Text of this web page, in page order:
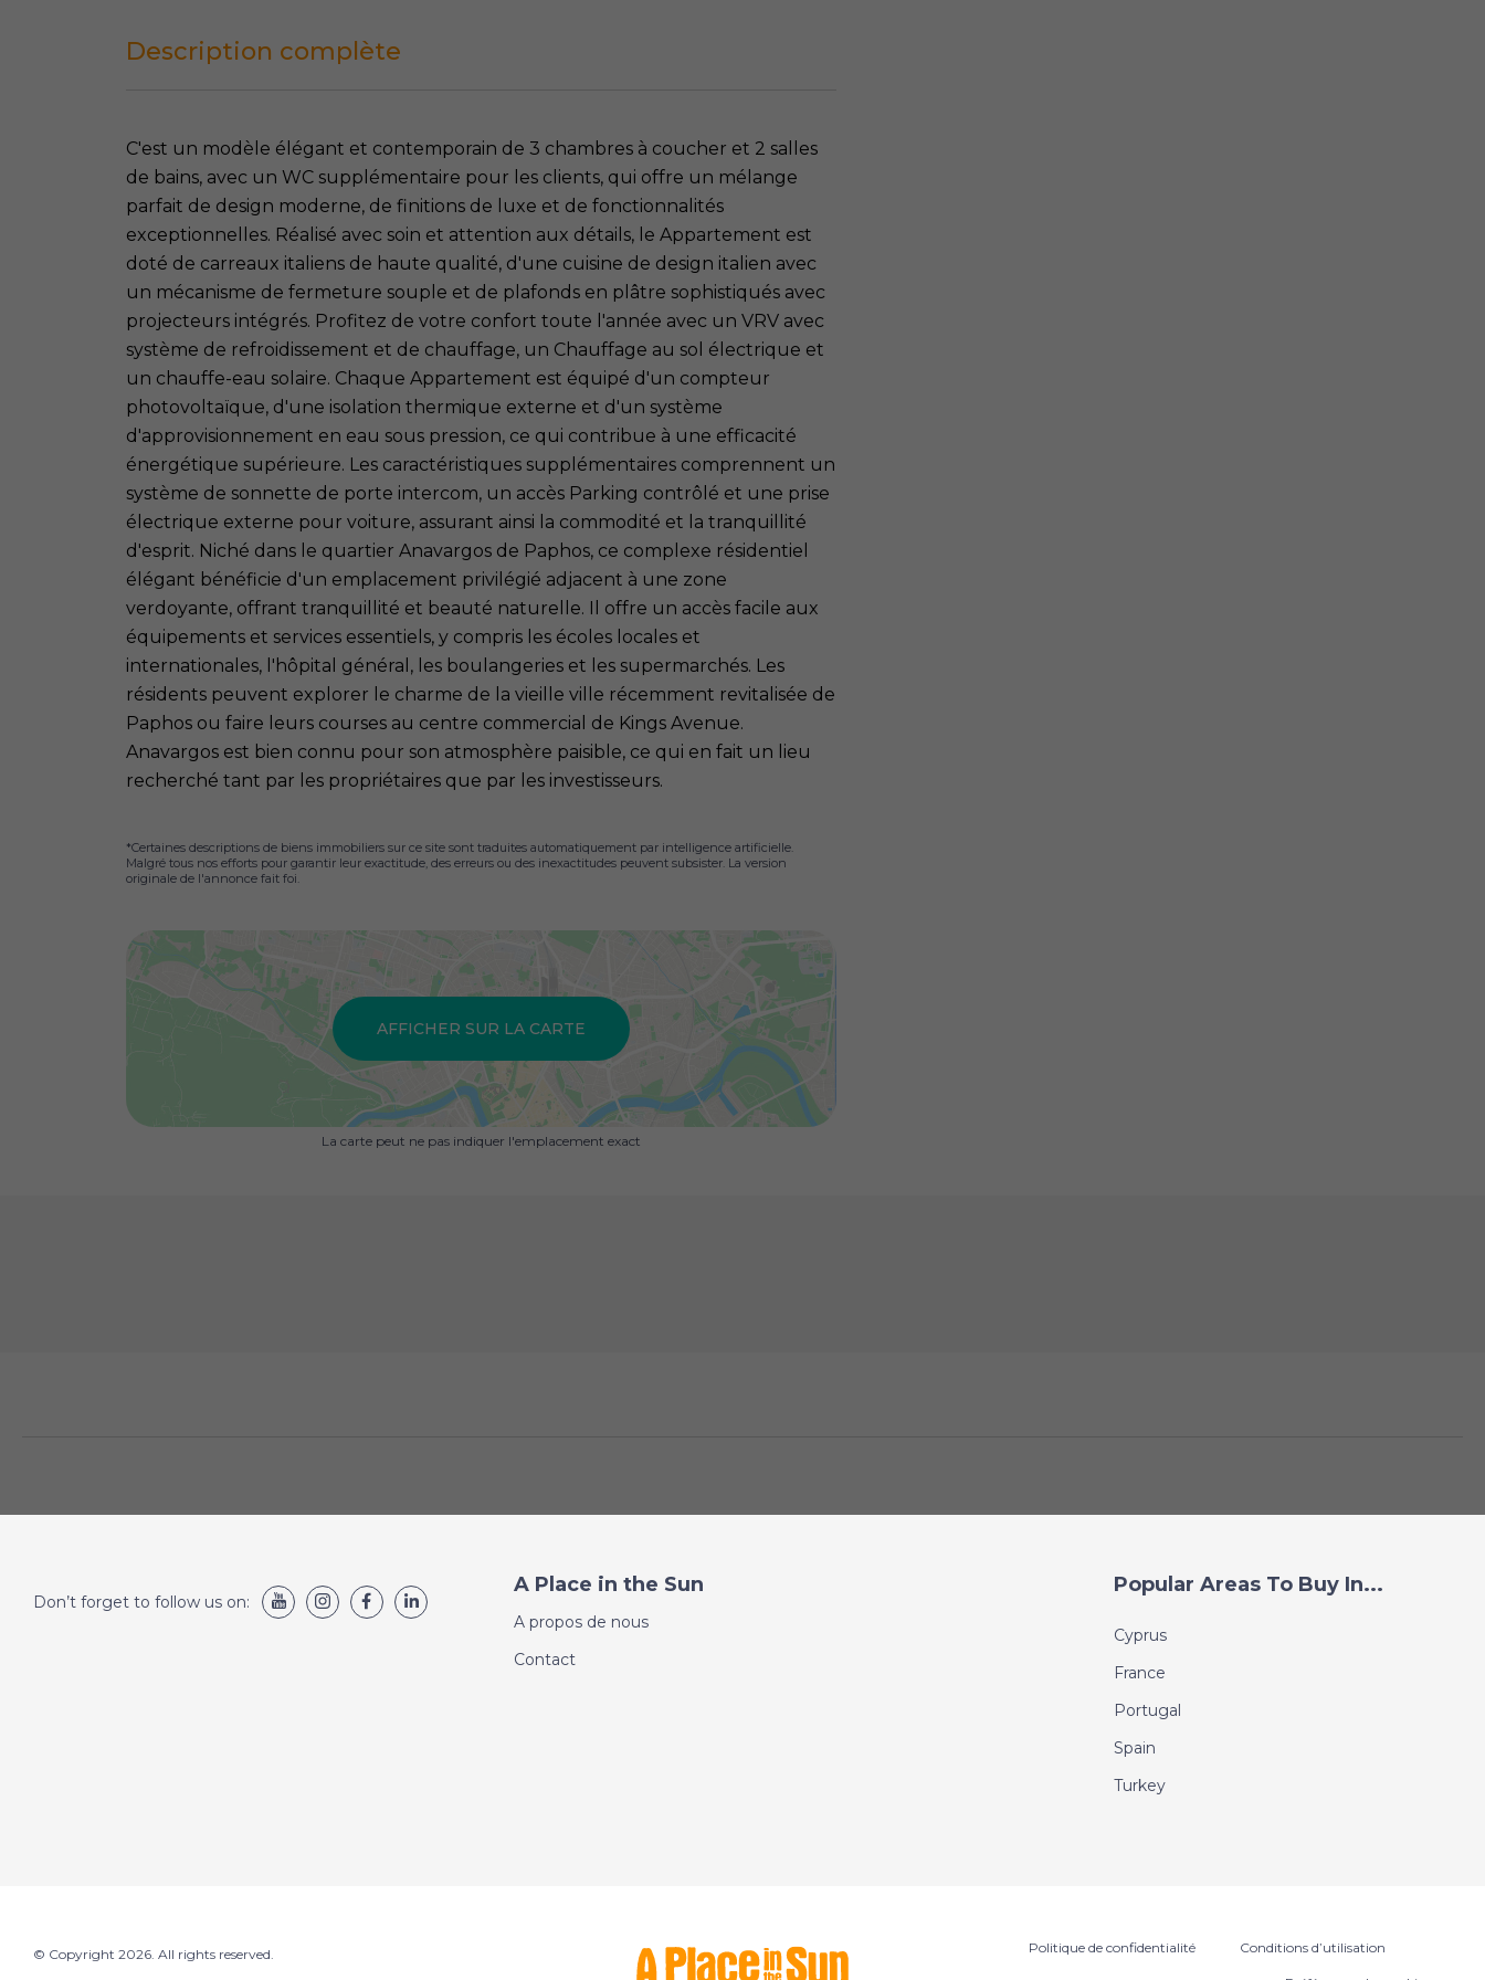
Description complète
C'est un modèle élégant et contemporain de 3 chambres à coucher et 2 salles
de bains, avec un WC supplémentaire pour les clients, qui offre un mélange
parfait de design moderne, de finitions de luxe et de fonctionnalités
exceptionnelles. Réalisé avec soin et attention aux détails, le Appartement est
doté de carreaux italiens de haute qualité, d'une cuisine de design italien avec
un mécanisme de fermeture souple et de plafonds en plâtre sophistiqués avec
projecteurs intégrés. Profitez de votre confort toute l'année avec un VRV avec
système de refroidissement et de chauffage, un Chauffage au sol électrique et
un chauffe-eau solaire. Chaque Appartement est équipé d'un compteur
photovoltaïque, d'une isolation thermique externe et d'un système
d'approvisionnement en eau sous pression, ce qui contribue à une efficacité
énergétique supérieure. Les caractéristiques supplémentaires comprennent un
système de sonnette de porte intercom, un accès Parking contrôlé et une prise
électrique externe pour voiture, assurant ainsi la commodité et la tranquillité
d'esprit. Niché dans le quartier Anavargos de Paphos, ce complexe résidentiel
élégant bénéficie d'un emplacement privilégié adjacent à une zone
verdoyante, offrant tranquillité et beauté naturelle. Il offre un accès facile aux
équipements et services essentiels, y compris les écoles locales et
internationales, l'hôpital général, les boulangeries et les supermarchés. Les
résidents peuvent explorer le charme de la vieille ville récemment revitalisée de
Paphos ou faire leurs courses au centre commercial de Kings Avenue.
Anavargos est bien connu pour son atmosphère paisible, ce qui en fait un lieu
recherché tant par les propriétaires que par les investisseurs.
*Certaines descriptions de biens immobiliers sur ce site sont traduites automatiquement par intelligence artificielle.
Malgré tous nos efforts pour garantir leur exactitude, des erreurs ou des inexactitudes peuvent subsister. La version
originale de l'annonce fait foi.
AFFICHER SUR LA CARTE
La carte peut ne pas indiquer l'emplacement exact
Don’t forget to follow us on:
A Place in the Sun
A propos de nous
Contact
Popular Areas To Buy In...
Cyprus
France
Portugal
Spain
Turkey
© Copyright 2026. All rights reserved. Politique de confidentialité Conditions d’utilisation